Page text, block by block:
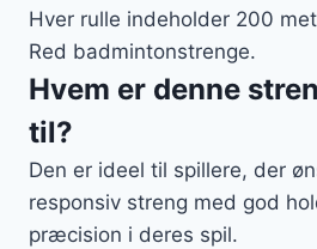
Hver rulle indeholder 200
Red badmintonstrenge.
Hvem er denne
til?
Den er ideel til spillere, der
responsiv streng med god
præcision i deres spil.